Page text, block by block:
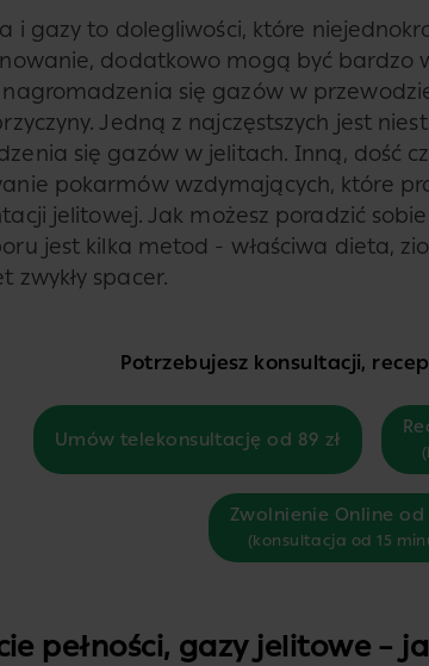
i gazy to dolegliwości, które
dodatkowo mogą być bardzo
się gazów w
Jedną z najczęstszych jest
się gazów w jelitach. Inną, dość
pokarmów wzdymających, które
jelitowej. Jak możesz poradzić
jest kilka metod - właściwa dieta,
zwykły spacer.
Potrzebujesz konsultacji,
Umów telekonsultację od 89 zł
Zwolnienie Online od
(konsultacja od 15
pełności, gazy jelitowe –